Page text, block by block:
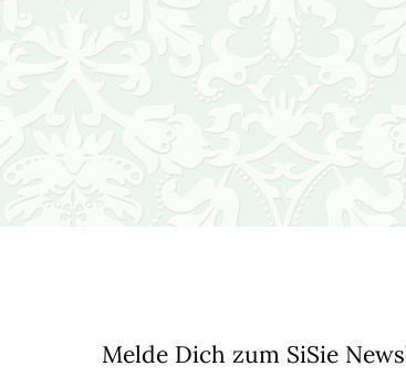
Melde Dich zum SiSie